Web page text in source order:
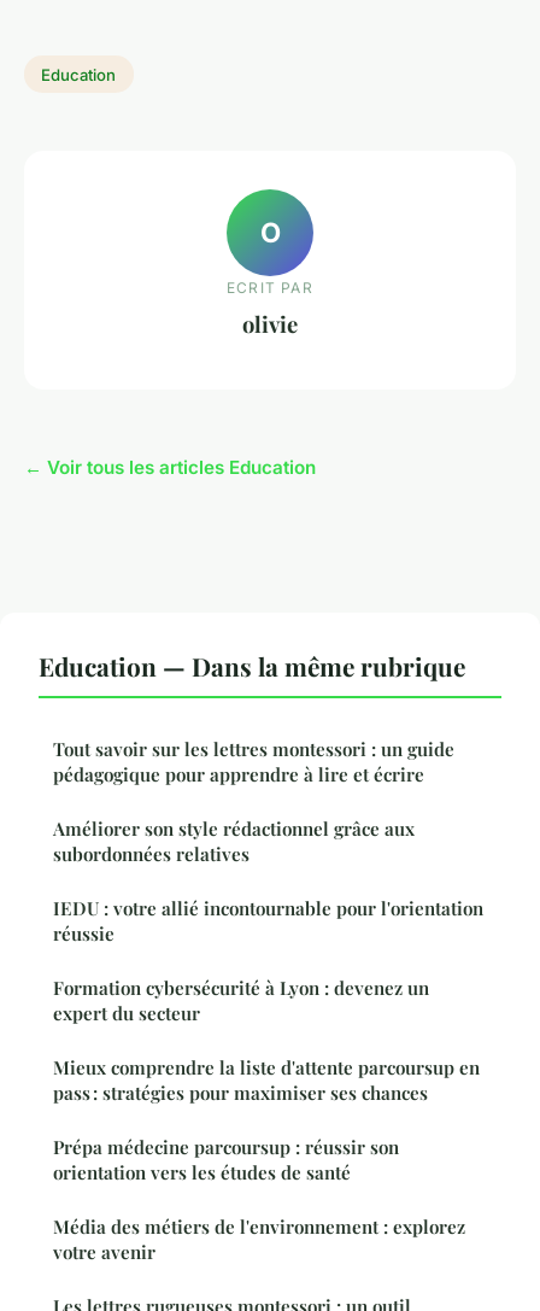
Education
O
ECRIT PAR
olivie
← Voir tous les articles Education
Education — Dans la même rubrique
Tout savoir sur les lettres montessori : un guide
pédagogique pour apprendre à lire et écrire
Améliorer son style rédactionnel grâce aux
subordonnées relatives
IEDU : votre allié incontournable pour l'orientation
réussie
Formation cybersécurité à Lyon : devenez un
expert du secteur
Mieux comprendre la liste d'attente parcoursup en
pass : stratégies pour maximiser ses chances
Prépa médecine parcoursup : réussir son
orientation vers les études de santé
Média des métiers de l'environnement : explorez
votre avenir
Les lettres rugueuses montessori : un outil